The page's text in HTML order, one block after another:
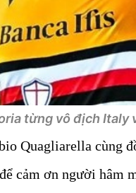
từng vô địch Italy
Quagliarella cùng
cảm ơn người hâm